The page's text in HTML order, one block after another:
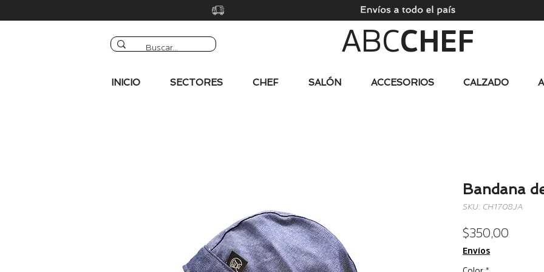
ABCCHEF
INICIO SECTORES CHEF SALÓN ACCESORIOS CALZADO
Bandana
SKU: CH1708JA
$ 350,00
Envíos